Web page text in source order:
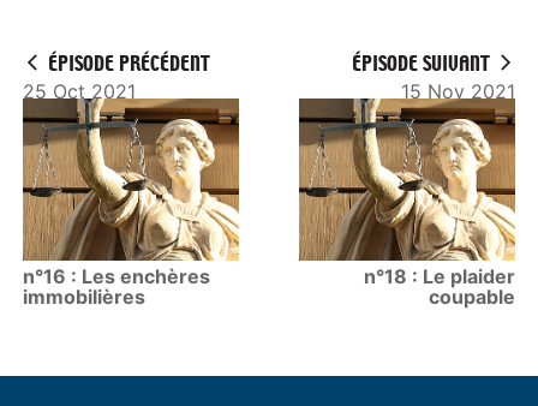
ÉPISODE PRÉCÉDENT
25 Oct 2021
n°16 : Les enchères
immobilières
ÉPISODE SUIVANT
15 Nov 2021
n°18 : Le plaider
coupable